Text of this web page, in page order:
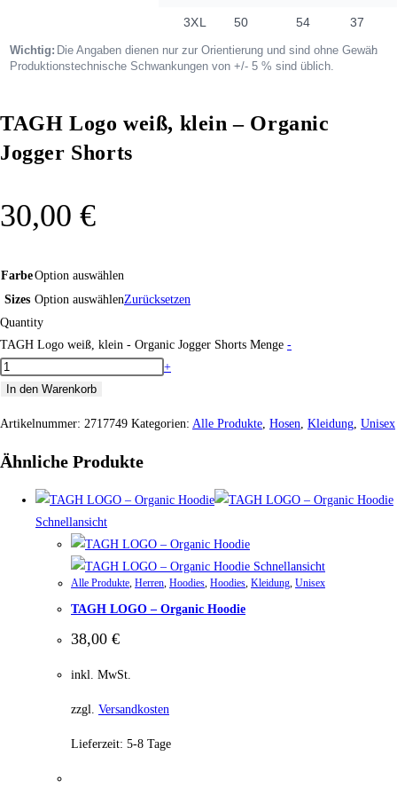
TAGH Logo weiß, klein – Organic
Jogger Shorts
30,00 €
FarbeOption auswählen
Sizes Option auswählenZurücksetzen
Quantity
TAGH Logo weiß, klein - Organic Jogger Shorts Menge -
+
In den Warenkorb
Artikelnummer: 2717749 Kategorien: Alle Produkte Hosen Kleidung Unisex
Ähnliche Produkte
Schnellansicht
Schnellansicht
Alle Produkte Herren Hoodies Hoodies Kleidung Unisex
TAGH LOGO – Organic Hoodie
38,00 €
inkl. MwSt.
zzgl. Versandkosten
Lieferzeit: 5-8 Tage